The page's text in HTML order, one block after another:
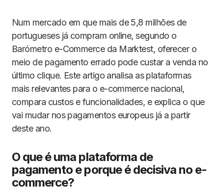
Num mercado em que mais de 5,8 milhões de
portugueses já compram online, segundo o
Barómetro e-Commerce da Marktest, oferecer o
meio de pagamento errado pode custar a venda no
último clique. Este artigo analisa as plataformas
mais relevantes para o e-commerce nacional,
compara custos e funcionalidades, e explica o que
vai mudar nos pagamentos europeus já a partir
deste ano.
O que é uma plataforma de
pagamento e porque é decisiva no e-
commerce?